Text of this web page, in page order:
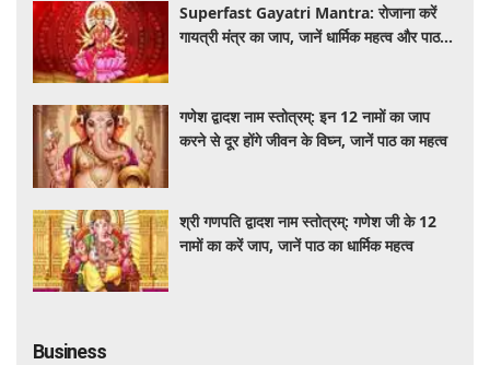
Superfast Gayatri Mantra: रोजाना करें
गायत्री मंत्र का जाप, जानें धार्मिक महत्व और पाठ
गणेश द्वादश नाम स्तोत्रम्: इन 12 नामों का जाप
करने से दूर होंगे जीवन के विघ्न, जानें पाठ का महत्व
श्री गणपति द्वादश नाम स्तोत्रम्: गणेश जी के 12
नामों का करें जाप, जानें पाठ का धार्मिक महत्व
Business